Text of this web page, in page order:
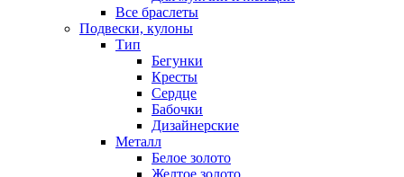
Все браслеты
Подвески, кулоны
Тип
Бегунки
Кресты
Сердце
Бабочки
Дизайнерские
Металл
Белое золото
Желтое золото